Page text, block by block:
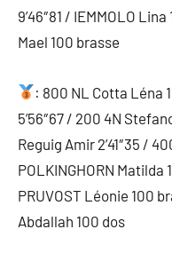
9’46″81 / IEMMOLO
Mael 100 brasse
: 800 NL Cotta Léna
5’56″67 / 200 4N
Reguig Amir 2’41″35 /
POLKINGHORN
PRUVOST Léonie 100
Abdallah 100 dos